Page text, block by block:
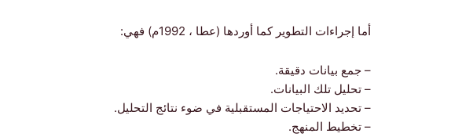
أما إجراءات التطوير كما أوردها (عطا ، 1992م) فهي:
– جمع بيانات دقيقة.
– تحليل تلك البيانات.
– تحديد الاحتياجات المستقبلية في ضوء نتائج التحليل.
– تخطيط المنهج.